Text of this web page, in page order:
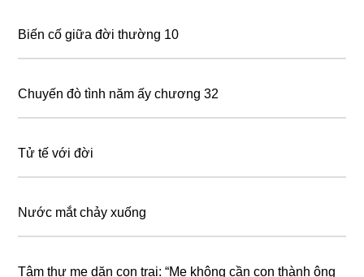
Biến cố giữa đời thường 10
Chuyến đò tình năm ấy chương 32
Tử tế với đời
Nước mắt chảy xuống
Tâm thư mẹ dặn con trai: “Mẹ không cần con thành ông